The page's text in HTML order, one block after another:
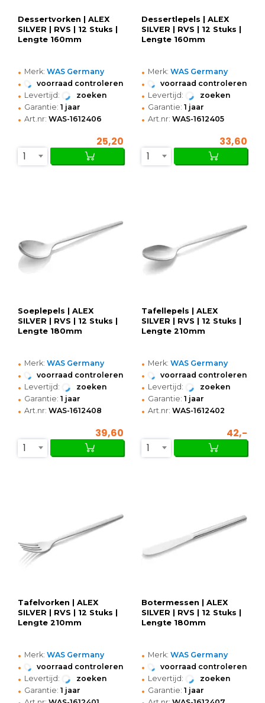
Dessertvorken | ALEX
SILVER | RVS | 12 Stuks |
Lengte 160mm
• Merk: WAS Germany
• voorraad controleren
• Levertijd: zoeken
• Garantie: 1 jaar
• Art.nr: WAS-1612406
25,20
1
Dessertlepels | ALEX
SILVER | RVS | 12 Stuks |
Lengte 160mm
• Merk: WAS Germany
• voorraad controleren
• Levertijd: zoeken
• Garantie: 1 jaar
• Art.nr: WAS-1612405
33,60
1
Soeplepels | ALEX
SILVER | RVS | 12 Stuks |
Lengte 180mm
• Merk: WAS Germany
• voorraad controleren
• Levertijd: zoeken
• Garantie: 1 jaar
• Art.nr: WAS-1612408
39,60
1
Tafellepels | ALEX
SILVER | RVS | 12 Stuks |
Lengte 210mm
• Merk: WAS Germany
• voorraad controleren
• Levertijd: zoeken
• Garantie: 1 jaar
• Art.nr: WAS-1612402
42,-
1
Tafelvorken | ALEX
SILVER | RVS | 12 Stuks |
Lengte 210mm
• Merk: WAS Germany
• voorraad controleren
• Levertijd: zoeken
• Garantie: 1 jaar
Botermessen | ALEX
SILVER | RVS | 12 Stuks |
Lengte 180mm
• Merk: WAS Germany
• voorraad controleren
• Levertijd: zoeken
• Garantie: 1 jaar